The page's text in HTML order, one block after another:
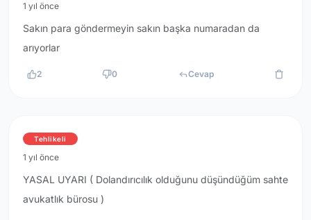
1 yıl önce
Sakın para göndermeyin sakın başka numaradan da
arıyorlar
2 0 Cevap
Tehlikeli
1 yıl önce
YASAL UYARI ( Dolandırıcılık olduğunu düşündüğüm sahte
avukatlık bürosu )